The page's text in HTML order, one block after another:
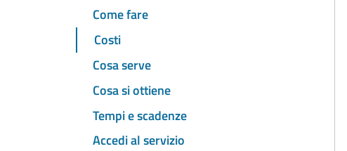
Come fare
Costi
Cosa serve
Cosa si ottiene
Tempi e scadenze
Accedi al servizio